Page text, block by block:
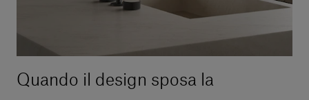
Quando il design sposa la